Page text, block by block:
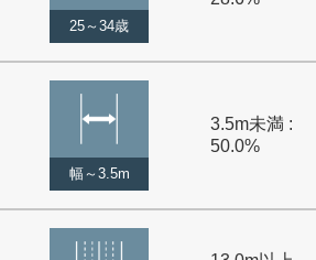
25～34歳
幅～3.5m
3.5m未満 :
50.0%